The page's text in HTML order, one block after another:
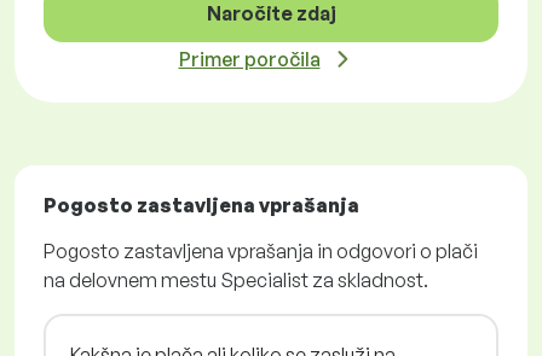
Naročite zdaj
Primer poročila
Pogosto zastavljena vprašanja
Pogosto zastavljena vprašanja in odgovori o plači
na delovnem mestu Specialist za skladnost.